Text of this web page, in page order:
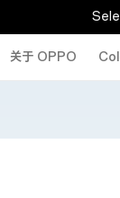
关于 OPPO